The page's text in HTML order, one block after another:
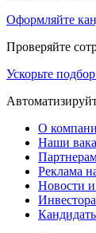
Оформляйте
Проверяйте
Ускорьте
О
Наши
Реклама
Новости и